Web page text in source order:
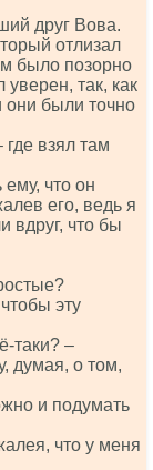
друг Вова.
отлизал
было позорно
так, как
они были точно
взял там
что он
его, ведь я
вдруг, что бы
эту
таки? –
думая, о том,
и подумать
что у меня